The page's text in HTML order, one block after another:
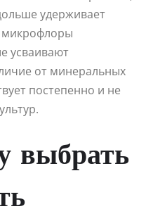
удерживает
микрофлоры
усваивают
от минеральных
постепенно и не
выбрать